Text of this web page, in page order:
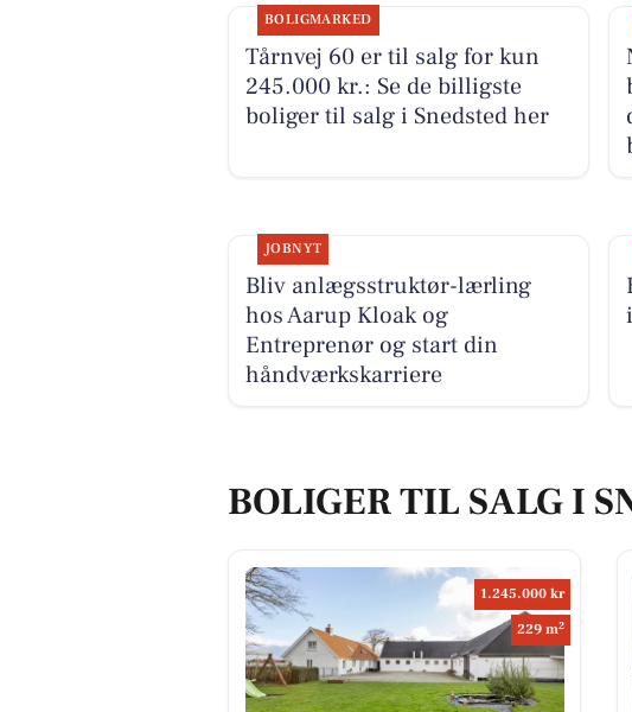
BOLIGMARKED
Tårnvej 60 er til salg for kun
245.000 kr.: Se de billigste
boliger til salg i Snedsted her
JOBNYT
Bliv anlægsstruktør-lærling
hos Aarup Kloak og
Entreprenør og start din
håndværkskarriere
BOLIGER TIL SALG I
1.245.000 kr
229 m2